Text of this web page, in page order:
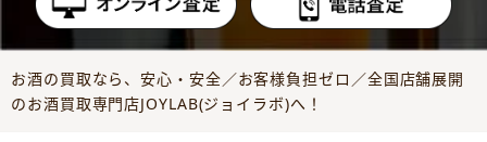
お酒の買取なら、安心・安全／お客様負担ゼロ／全国店舗展開
のお酒買取専門店JOYLAB(ジョイラボ)へ！